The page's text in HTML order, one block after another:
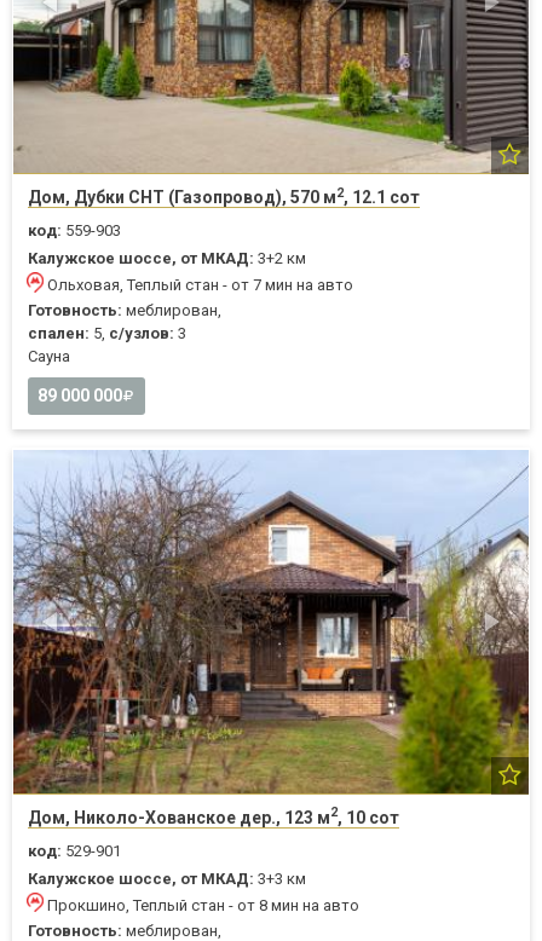
Дом, Дубки СНТ (Газопровод), 570 м2, 12.1 сот
код: 559-903
Калужское шоссе, от МКАД: 3+2 км
Ольховая, Теплый стан - от 7 мин на авто
Готовность: меблирован,
спален: 5, с/узлов: 3
Cауна
89 000 000
Дом, Николо-Хованское дер., 123 м2, 10 сот
код: 529-901
Калужское шоссе, от МКАД: 3+3 км
Прокшино, Теплый стан - от 8 мин на авто
Готовность: меблирован,